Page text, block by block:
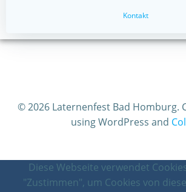
Kontakt
© 2026 Laternenfest Bad Homburg.
using WordPress and
Diese Webseite verwendet
"Zustimmen", um Cookies von